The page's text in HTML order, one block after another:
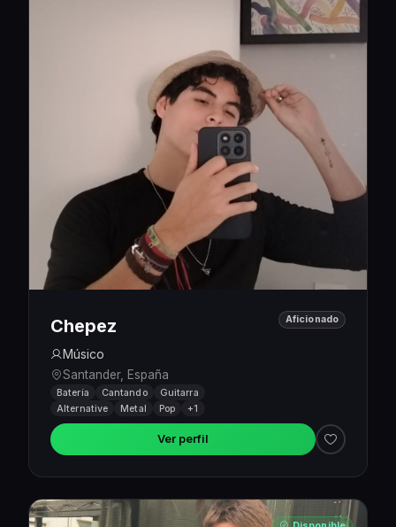
Chepez
Músico
Santander, España
Aficionado
Batería Cantando
Guitarra
Alternative
Metal Pop +1
Ver perfil